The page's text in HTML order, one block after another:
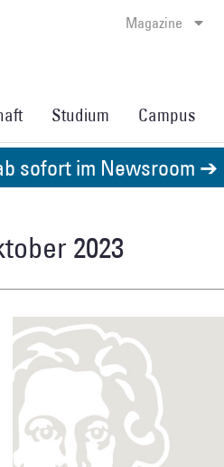
Magazine
Studium Campus
sofort im Newsroom ➔
2023